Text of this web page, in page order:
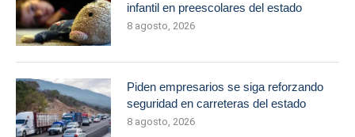
infantil en preescolares del estado
8 agosto, 2026
Piden empresarios se siga reforzando
seguridad en carreteras del estado
8 agosto, 2026